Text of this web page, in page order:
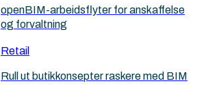
openBIM-arbeidsflyter for anskaffelse
og forvaltning
Retail
Rull ut butikkonsepter raskere med BIM